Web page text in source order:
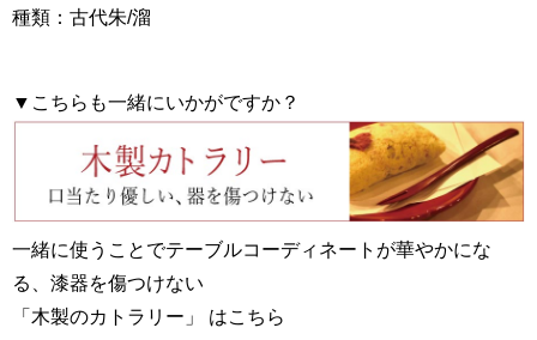
種類：古代朱/溜
▼こちらも一緒にいかがですか？
一緒に使うことでテーブルコーディネートが華やかにな
る、漆器を傷つけない
「木製のカトラリー」 はこちら